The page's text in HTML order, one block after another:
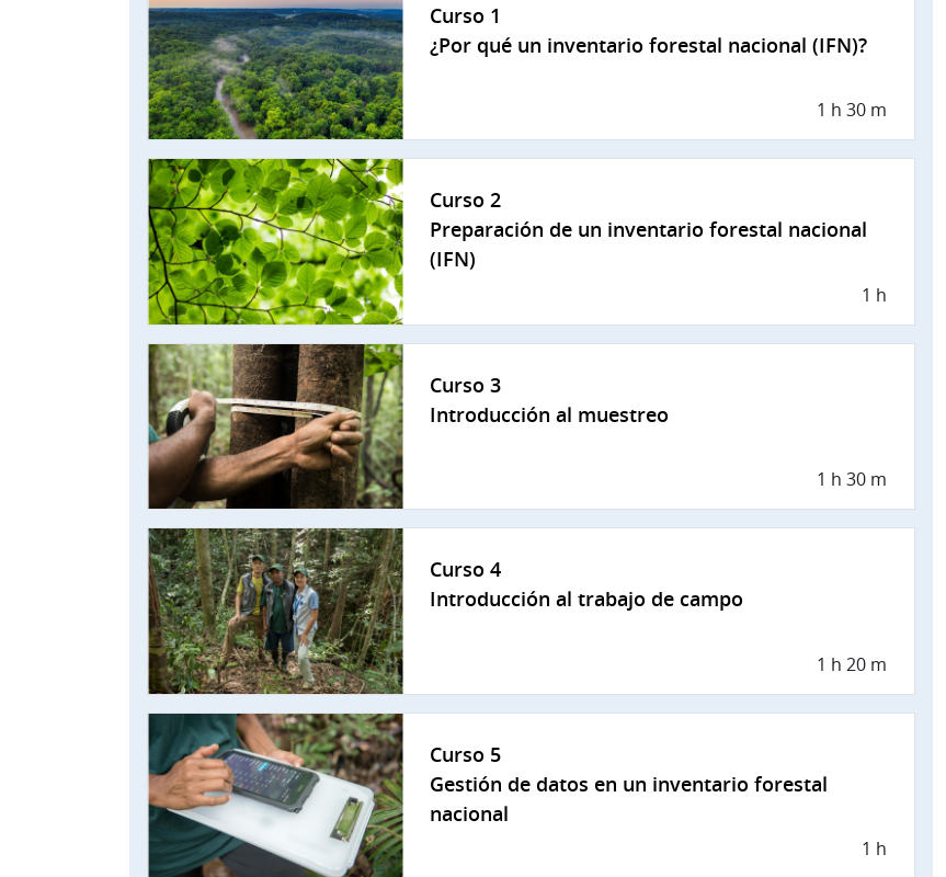
Curso 1
¿Por qué un inventario forestal nacional (IFN)?
1 h 30 m
Curso 2
Preparación de un inventario forestal nacional
(IFN)
1 h
Curso 3
Introducción al muestreo
1 h 30 m
Curso 4
Introducción al trabajo de campo
1 h 20 m
Curso 5
Gestión de datos en un inventario forestal
nacional
1 h